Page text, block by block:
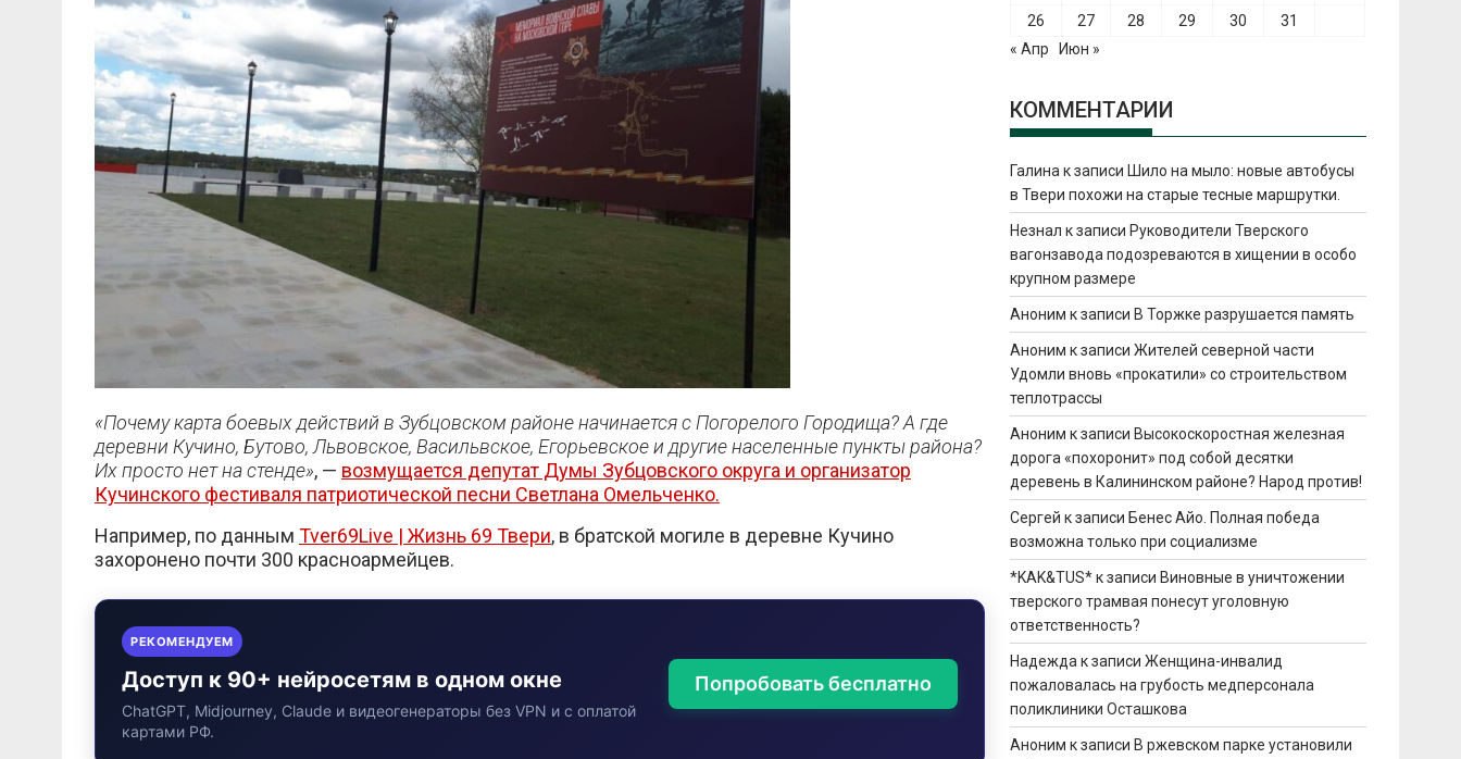
«Почему карта боевых действий в Зубцовском районе начинается с Погорелого Городища? А где
деревни Кучино, Бутово, Львовское, Васильвское, Егорьевское и другие населенные пункты района?
Их просто нет на стенде», — возмущается депутат Думы Зубцовского округа и организатор
Кучинского фестиваля патриотической песни Светлана Омельченко.
Например, по данным Tver69Live | Жизнь 69 Твери, в братской могиле в деревне Кучино
захоронено почти 300 красноармейцев.
РЕКОМЕНДУЕМ
Доступ к 90+ нейросетям в одном окне
ChatGPT, Midjourney, Claude и видеогенераторы без VPN и с оплатой
картами РФ.
Попробовать бесплатно
26
27 28 29 30
31
« Апр
Июн »
КОММЕНТАРИИ
Галина к записи Шило на мыло: новые автобусы
в Твери похожи на старые тесные маршрутки.
Незнал к записи Руководители Тверского
вагонзавода подозреваются в хищении в особо
крупном размере
Аноним к записи В Торжке разрушается память
Аноним к записиЖителей северной части
Удомли вновь «прокатили» со строительством
теплотрассы
Аноним к записи Высокоскоростная железная
дорога «похоронит» под собой десятки
деревень в Калининском районе? Народ против!
Сергей к записи Бенес Айо. Полная победа
возможна только при социализме
*KAK&TUS*к записи Виновные в уничтожении
тверского трамвая понесут уголовную
ответственность?
Надежда к записиЖенщина-инвалид
пожаловалась на грубость медперсонала
поликлиники Осташкова
Аноним к записи В ржевском парке установили